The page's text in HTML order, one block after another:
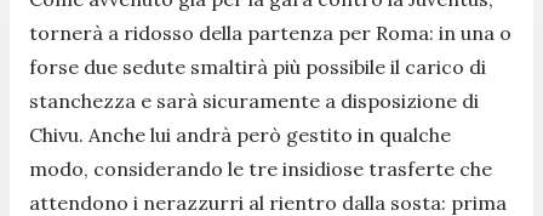
tornerà a ridosso della partenza per Roma: in una o
forse due sedute smaltirà più possibile il carico di
stanchezza e sarà sicuramente a disposizione di
Chivu. Anche lui andrà però gestito in qualche
modo, considerando le tre insidiose trasferte che
attendono i nerazzurri al rientro dalla sosta: prima